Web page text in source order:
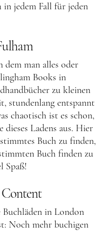
in jedem Fall für jeden
dem man alles oder
Books in
zu kleinen
stundenlang entspannt
chaotisch ist es schon,
dieses Ladens aus. Hier
Buch zu finden,
Buch finden zu
Spaß!
in London
Noch mehr buchigen